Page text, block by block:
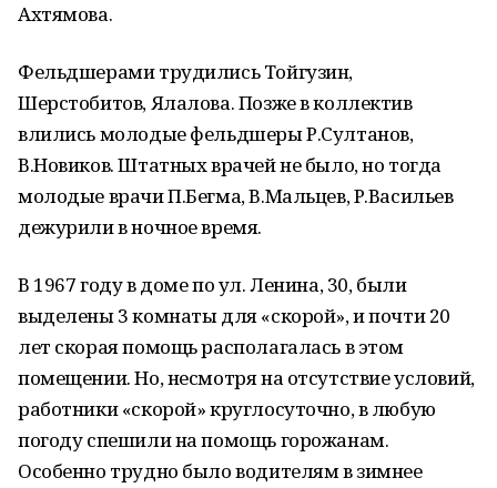
Ахтямова.
Фельдшерами трудились Тойгузин,
Шерстобитов, Ялалова. Позже в коллектив
влились молодые фельдшеры Р.Султанов,
В.Новиков. Штатных врачей не было, но тогда
молодые врачи П.Бегма, В.Мальцев, Р.Васильев
дежурили в ночное время.
В 1967 году в доме по ул. Ленина, 30, были
выделены 3 комнаты для «скорой», и почти 20
лет скорая помощь располагалась в этом
помещении. Но, несмотря на отсутствие условий,
работники «скорой» круглосуточно, в любую
погоду спешили на помощь горожанам.
Особенно трудно было водителям в зимнее